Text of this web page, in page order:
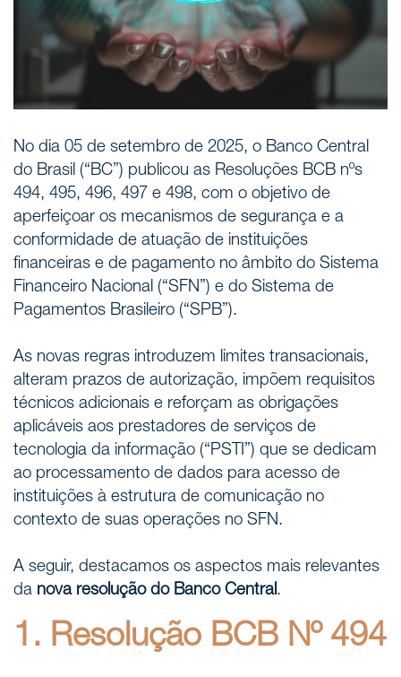
Fale conosco
No dia 05 de setembro de 2025, o Banco Central
do Brasil (“BC”) publicou as Resoluções BCB nºs
494, 495, 496, 497 e 498, com o objetivo de
aperfeiçoar os mecanismos de segurança e a
conformidade de atuação de instituições
financeiras e de pagamento no âmbito do Sistema
Financeiro Nacional (“SFN”) e do Sistema de
Pagamentos Brasileiro (“SPB”).
As novas regras introduzem limites transacionais,
alteram prazos de autorização, impõem requisitos
técnicos adicionais e reforçam as obrigações
aplicáveis aos prestadores de serviços de
tecnologia da informação (“PSTI”) que se dedicam
ao processamento de dados para acesso de
instituições à estrutura de comunicação no
contexto de suas operações no SFN.
A seguir, destacamos os aspectos mais relevantes
da nova resolução do Banco Central.
1. Resolução BCB Nº 494